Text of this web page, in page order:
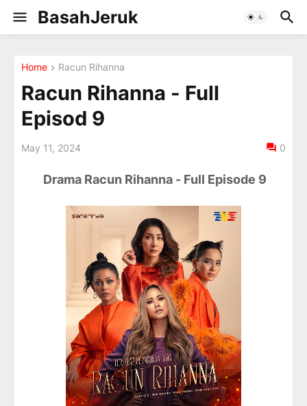
BasahJeruk
Home Racun Rihanna
Racun Rihanna - Full
Episod 9
May 11, 2024 0
Drama Racun Rihanna - Full Episode 9